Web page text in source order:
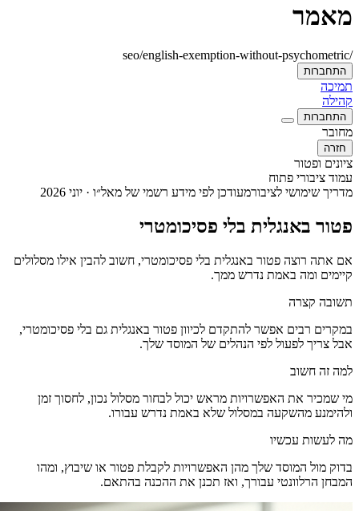
מאמר
/seo/english-exemption-without-psychometric
התחברות
תמיכה
קהילה
התחברות
מחובר
חזרה
ציונים ופטור
עמוד ציבורי פתוח
מדריך שימושי לציבורמעודכן לפי מידע רשמי של מאל״ו · יוני 2026
פטור באנגלית בלי פסיכומטרי
אם אתה רוצה פטור באנגלית בלי פסיכומטרי, חשוב להבין אילו מסלולים
קיימים ומה באמת נדרש ממך.
תשובה קצרה
במקרים רבים אפשר להתקדם לכיוון פטור באנגלית גם בלי פסיכומטרי,
אבל צריך לפעול לפי הנהלים של המוסד שלך.
למה זה חשוב
מי שמכיר את האפשרויות מראש יכול לבחור מסלול נכון, לחסוך זמן
ולהימנע מהשקעה במסלול שלא באמת נדרש עבורו.
מה לעשות עכשיו
בדוק מול המוסד שלך מהן האפשרויות לקבלת פטור או שיבוץ, ומהו
המבחן הרלוונטי עבורך, ואז תכנן את ההכנה בהתאם.